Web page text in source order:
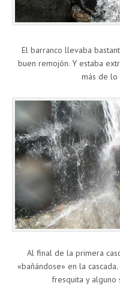
El barranco llevaba
buen remojón. Y estaba
más de lo
Al final de la primera
«bañándose» en la
fresquita y alguno